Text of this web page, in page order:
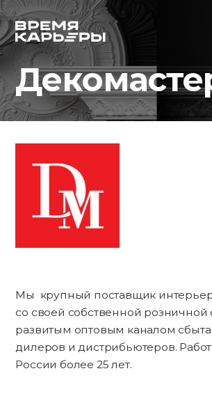
Мы крупный поставщик
со своей собственной розничной
развитым оптовым каналом сбыта
дилеров и дистрибьютеров.
России более 25 лет.